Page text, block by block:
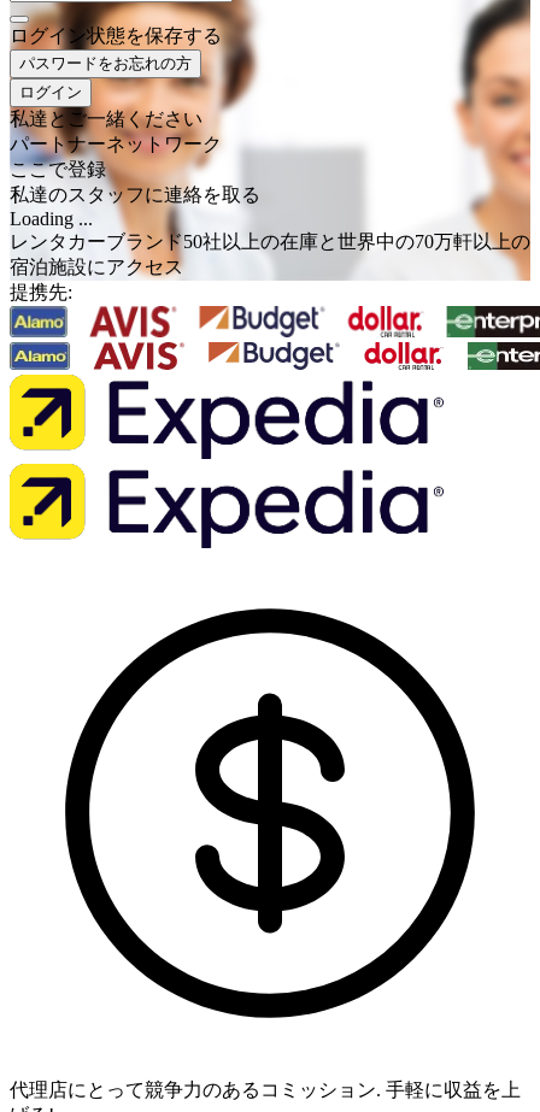
ログイン状態を保存する
パスワードをお忘れの方
ログイン
私達とご一緒ください
パートナーネットワーク
ここで登録
私達のスタッフに連絡を取る
Loading ...
レンタカーブランド50社以上の在庫と世界中の70万軒以上の
宿泊施設にアクセス
提携先:
代理店にとって競争力のあるコミッション. 手軽に収益を上